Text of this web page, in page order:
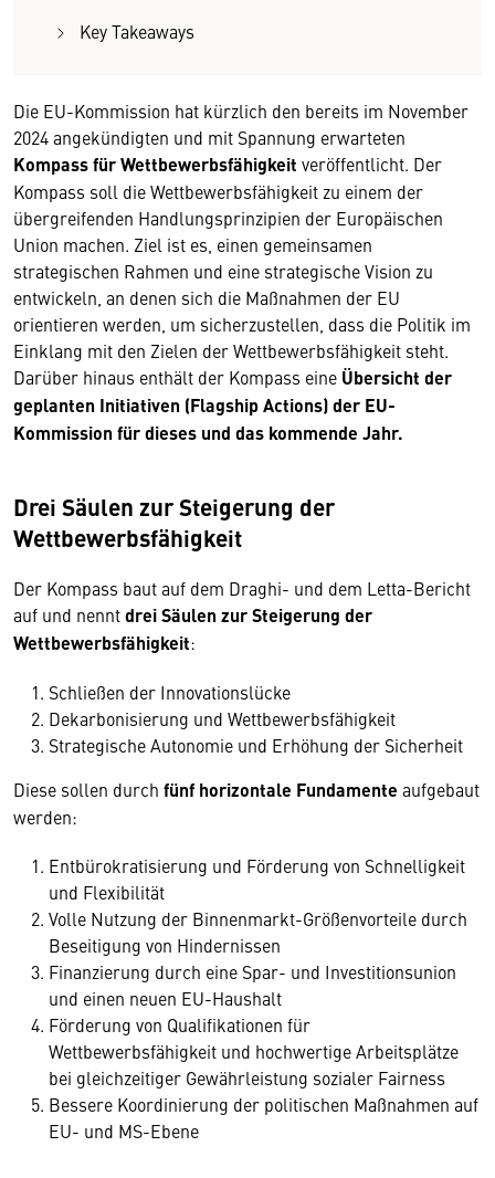
Key Takeaways
Die EU-Kommission hat kürzlich den bereits im November
2024 angekündigten und mit Spannung erwarteten
Kompass für Wettbewerbsfähigkeit veröffentlicht. Der
Kompass soll die Wettbewerbsfähigkeit zu einem der
übergreifenden Handlungsprinzipien der Europäischen
Union machen. Ziel ist es, einen gemeinsamen
strategischen Rahmen und eine strategische Vision zu
entwickeln, an denen sich die Maßnahmen der EU
orientieren werden, um sicherzustellen, dass die Politik im
Einklang mit den Zielen der Wettbewerbsfähigkeit steht.
Darüber hinaus enthält der Kompass eine Übersicht der
geplanten Initiativen (Flagship Actions) der EU-
Kommission für dieses und das kommende Jahr.
Drei Säulen zur Steigerung der
Wettbewerbsfähigkeit
Der Kompass baut auf dem Draghi- und dem Letta-Bericht
auf und nenntdrei Säulen zur Steigerung der
Wettbewerbsfähigkeit:
Schließen der Innovationslücke
Dekarbonisierung und Wettbewerbsfähigkeit
Strategische Autonomie und Erhöhung der Sicherheit
Diese sollen durch fünf horizontale Fundamente aufgebaut
werden:
Entbürokratisierung und Förderung von Schnelligkeit
und Flexibilität
Volle Nutzung der Binnenmarkt-Größenvorteile durch
Beseitigung von Hindernissen
Finanzierung durch eine Spar- und Investitionsunion
und einen neuen EU-Haushalt
Förderung von Qualifikationen für
Wettbewerbsfähigkeit und hochwertige Arbeitsplätze
bei gleichzeitiger Gewährleistung sozialer Fairness
Bessere Koordinierung der politischen Maßnahmen auf
EU- und MS-Ebene